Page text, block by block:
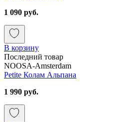
1 090 руб.
В корзину
Последний товар
NOOSA-Amsterdam
Petite Колам Альпана
1 990 руб.